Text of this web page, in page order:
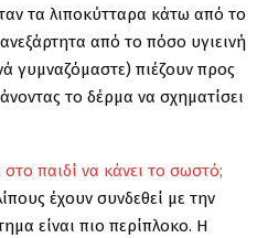
τα λιποκύτταρα κάτω από το
από το πόσο υγιεινή
γυμναζόμαστε) πιέζουν προς
το δέρμα να σχηματίσει
παιδί να κάνει το σωστό;
έχουν συνδεθεί με την
είναι πιο περίπλοκο. Η